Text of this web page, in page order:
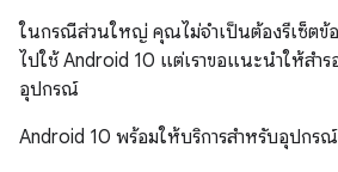
ในกรณีส่วนใหญ่ คุณไม่จำเป็นต้องรีเซ็ตข้
ไปใช้ Android 10 แต่เราขอแนะนำให้สำ
อุปกรณ์
Android 10 พร้อมให้บริการสำหรับอุปกร